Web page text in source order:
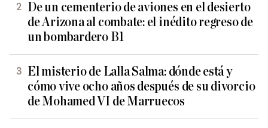
De un cementerio de aviones en el desierto
de Arizona al combate: el inédito regreso de
un bombardero B1
El misterio de Lalla Salma: dónde está y
cómo vive ocho años después de su divorcio
de Mohamed VI de Marruecos